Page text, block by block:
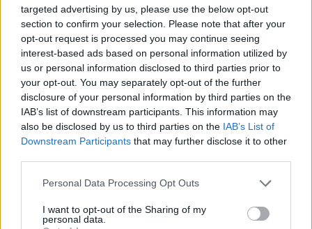
targeted advertising by us, please use the below opt-out
section to confirm your selection. Please note that after your
opt-out request is processed you may continue seeing
interest-based ads based on personal information utilized by
us or personal information disclosed to third parties prior to
your opt-out. You may separately opt-out of the further
disclosure of your personal information by third parties on the
IAB’s list of downstream participants. This information may
also be disclosed by us to third parties on the IAB’s List of
Downstream Participants that may further disclose it to other
Personal Data Processing Opt Outs
I want to opt-out of the Sharing of my
personal data.
който е разрешена евтаназията
06.08.2026 / 16:00